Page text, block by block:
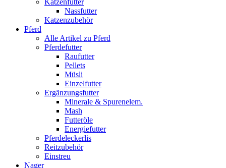
Nassfutter
Katzenzubehör
Pferd
Alle Artikel zu Pferd
Pferdefutter
Raufutter
Pellets
Müsli
Einzelfutter
Ergänzungsfutter
Minerale & Spurenelem.
Mash
Futteröle
Energiefutter
Pferdeleckerlis
Reitzubehör
Einstreu
Nager